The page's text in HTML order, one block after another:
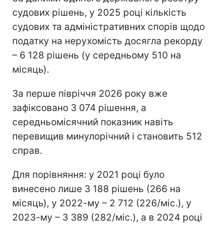
судових рішень, у 2025 році кількість
судових та адміністративних спорів щодо
податку на нерухомість досягла рекорду
– 6 128 рішень (у середньому 510 на
місяць).
За перше півріччя 2026 року вже
зафіксовано 3 074 рішення, а
середньомісячний показник навіть
перевищив минулорічний і становить 512
справ.
Для порівняння: у 2021 році було
винесено лише 3 188 рішень (266 на
місяць), у 2022-му – 2 712 (226/міс.), у
2023-му – 3 389 (282/міс.), а в 2024 році